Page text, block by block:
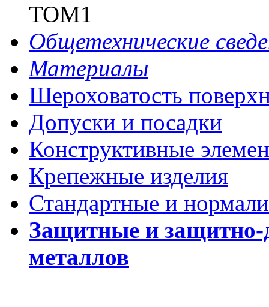
ТОМ1
Общетехнические
Материалы
Шероховатость
Допуски и посадки
Конструктивные
Крепежные изделия
Стандартные и
Защитные и защитно-
металлов